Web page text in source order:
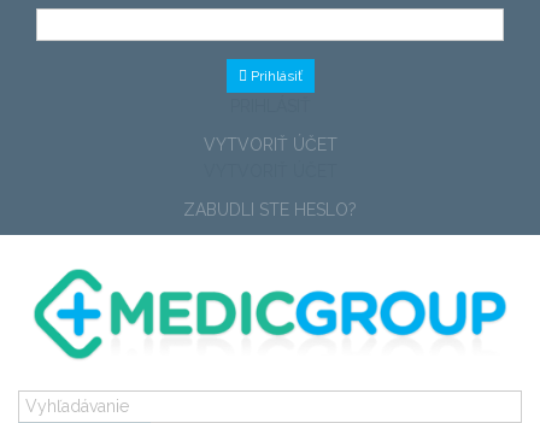
Prihlásiť
VYTVORIŤ ÚČET
ZABUDLI STE HESLO?